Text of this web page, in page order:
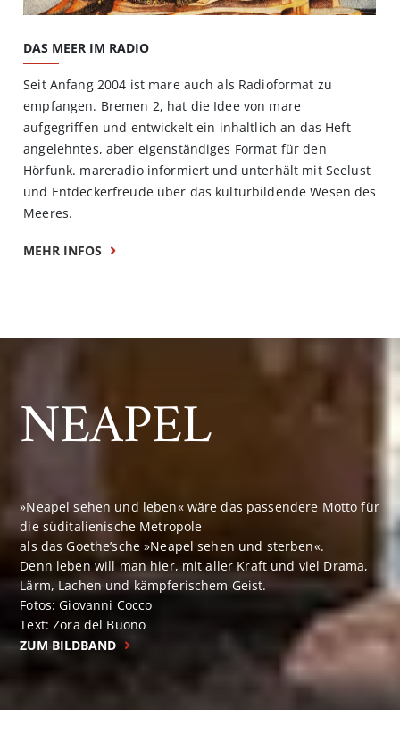
DAS MEER IM RADIO
Seit Anfang 2004 ist mare auch als Radioformat zu
empfangen. Bremen 2, hat die Idee von mare
aufgegriffen und entwickelt ein inhaltlich an das Heft
angelehntes, aber eigenständiges Format für den
Hörfunk. mareradio informiert und unterhält mit Seelust
und Entdeckerfreude über das kulturbildende Wesen des
Meeres.
MEHR INFOS
NEAPEL
»Neapel sehen und leben« wäre das passendere Motto für
die süditalienische Metropole
als das Goethe’sche »Neapel sehen und sterben«.
Denn leben will man hier, mit aller Kraft und viel Drama,
Lärm, Lachen und kämpferischem Geist.
Fotos: Giovanni Cocco
Text: Zora del Buono
ZUM BILDBAND